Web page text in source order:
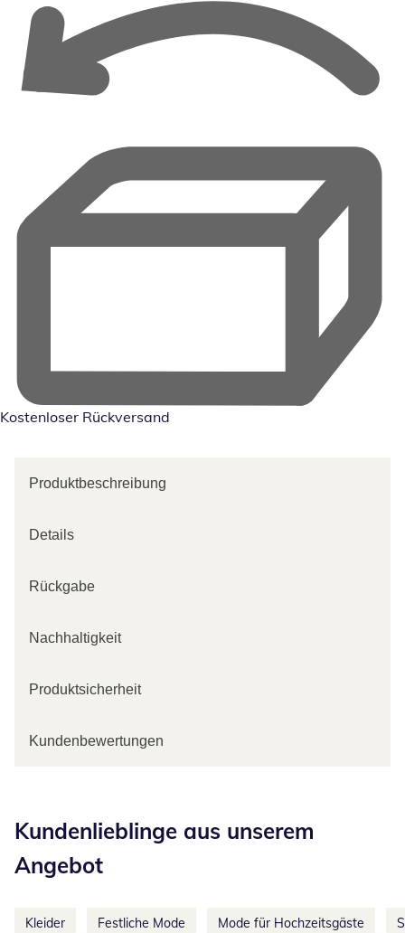
Kostenloser Rückversand
Produktbeschreibung
Details
Rückgabe
Nachhaltigkeit
Produktsicherheit
Kundenbewertungen
Kundenlieblinge aus unserem
Angebot
Kleider Festliche Mode Mode für Hochzeitsgäste